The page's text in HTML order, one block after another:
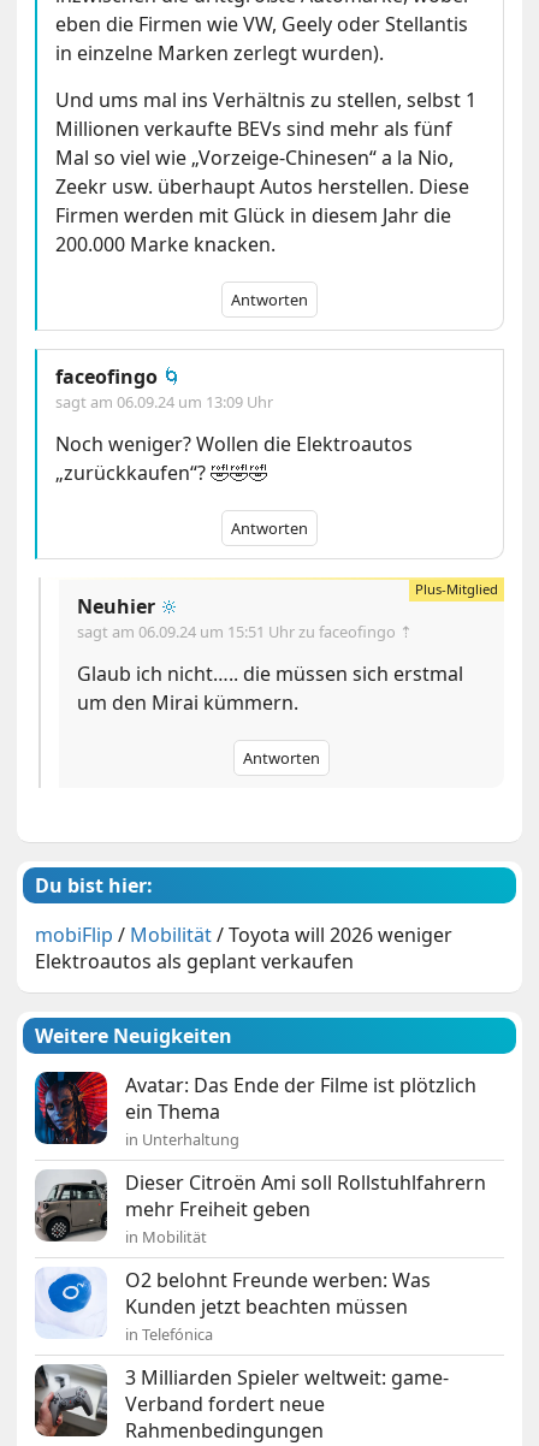
eben die Firmen wie VW, Geely oder Stellantis
in einzelne Marken zerlegt wurden).
Und ums mal ins Verhältnis zu stellen, selbst 1
Millionen verkaufte BEVs sind mehr als fünf
Mal so viel wie „Vorzeige-Chinesen“ a la Nio,
Zeekr usw. überhaupt Autos herstellen. Diese
Firmen werden mit Glück in diesem Jahr die
200.000 Marke knacken.
Antworten
faceofingo 🌀
sagt am06.09.24 um 13:09 Uhr
Noch weniger? Wollen die Elektroautos
„zurückkaufen“? 🤣🤣🤣
Antworten
Neuhier 🔆
sagt am06.09.24 um 15:51 Uhrzu faceofingo ⇡
Glaub ich nicht….. die müssen sich erstmal
um den Mirai kümmern.
Antworten
Du bist hier:
mobiFlip / Mobilität/Toyota will 2026 weniger
Elektroautos als geplant verkaufen
Weitere Neuigkeiten
Avatar: Das Ende der Filme ist plötzlich
ein Thema
in Unterhaltung
Dieser Citroën Ami soll Rollstuhlfahrern
mehr Freiheit geben
in Mobilität
O2 belohnt Freunde werben: Was
Kunden jetzt beachten müssen
in Telefónica
3 Milliarden Spieler weltweit: game-
Verband fordert neue
Rahmenbedingungen